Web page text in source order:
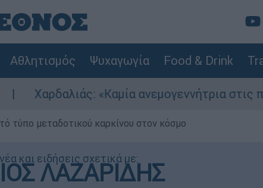
Αθλητισμός Ψυχαγωγία Food & Drink
«Καμία ανεμογεννήτρια στις πληγείσες από
τύπο μεταδοτικού καρκίνου στον κόσμο
και ειδήσεις σχετικά με:
ΛΑΖΑΡΙΔΗΣ